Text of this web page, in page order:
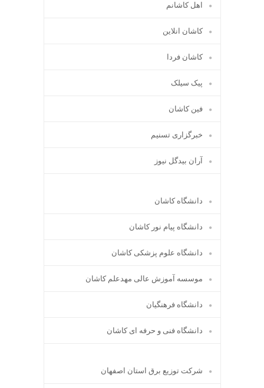
اهل کاشانم
کاشان انلاین
کاشان فردا
پیک سیلک
فین کاشان
خبرگزاری تسنیم
آران بیدگل نیوز
دانشگاه کاشان
دانشگاه پیام نور کاشان
دانشگاه علوم پزشکی کاشان
موسسه آموزش عالی مهدعلم کاشان
دانشگاه فرهنگیان
دانشگاه فنی و حرفه ای کاشان
شرکت توزیع برق استان اصفهان